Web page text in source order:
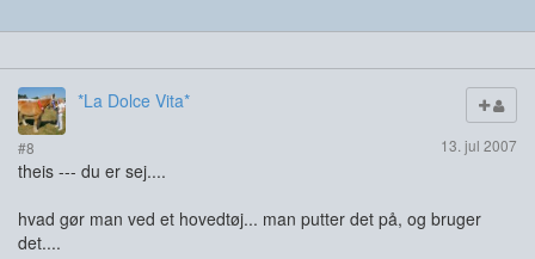
*La Dolce Vita*
#8 13. jul 2007
theis --- du er sej....
hvad gør man ved et hovedtøj... man putter det på, og bruger
det....